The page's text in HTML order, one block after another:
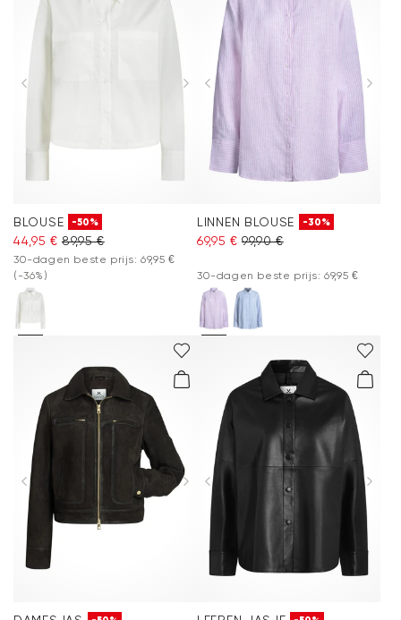
BLOUSE -50%
44,95 € 89,95 €
30-dagen beste prijs: 69,95 €
(-36%)
LINNEN BLOUSE -30%
69,95 € 99,90 €
30-dagen beste prijs: 69,95 €